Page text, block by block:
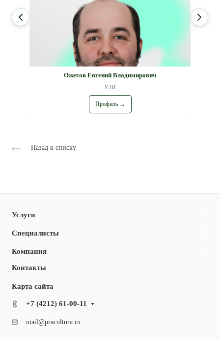
Ожегов Евгений Владимирович
УЗИ
Профиль →
Назад к списку
Услуги
Специалисты
Компания
Контакты
Карта сайта
+7 (4212) 61-00-11
mail@pracultura.ru